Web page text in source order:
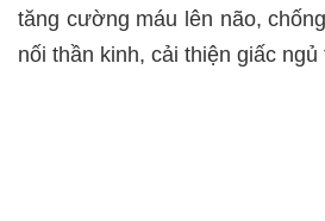
tăng cường máu lên não,
nối thần kinh, cải thiện giấc ngủ